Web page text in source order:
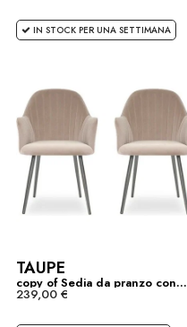
IN STOCK PER UNA SETTIMANA
TAUPE
copy of Sedia da pranzo con...
239,00 €